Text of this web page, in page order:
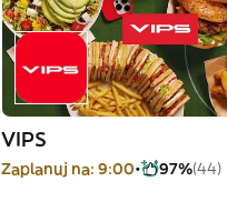
VIPS
Zaplanuj na: 9:00 97%(44)